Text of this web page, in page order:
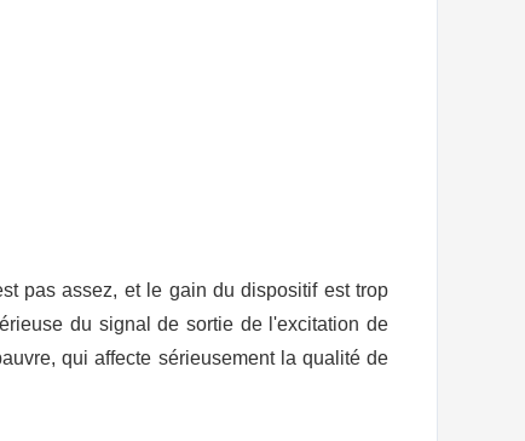
pas assez, et le gain du dispositifest trop
du signal de sortie del'excitation de
qui affecte sérieusement la qualité de